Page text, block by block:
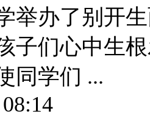
举办了别开
子们心中生
同学们 ...